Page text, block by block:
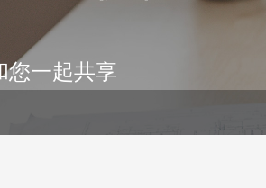
您一起共享